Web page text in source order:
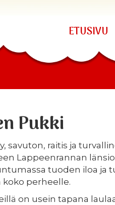
ETUSIVU
Pukki
savuton, raitis ja
Lappeenrannan
tuoden iloa ja
perheelle.
on usein tapana